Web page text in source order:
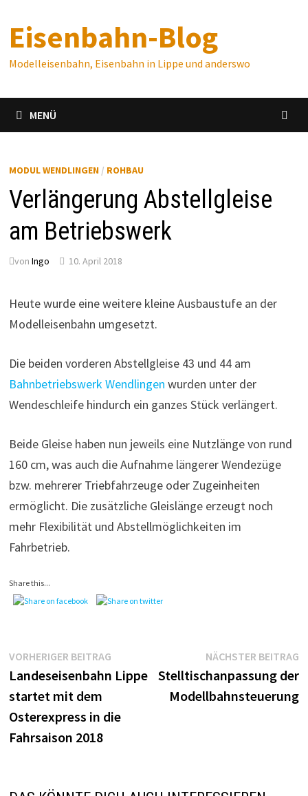
Inhalt
springen
Eisenbahn-Blog
Modelleisenbahn, Eisenbahn in Lippe und anderswo
MENÜ
MODUL WENDLINGEN/ ROHBAU
Verlängerung Abstellgleise
am Betriebswerk
von Ingo 10. April 2018
Heute wurde eine weitere kleine Ausbaustufe an der
Modelleisenbahn umgesetzt.
Die beiden vorderen Abstellgleise 43 und 44 am
Bahnbetriebswerk Wendlingen wurden unter der
Wendeschleife hindurch ein ganzes Stück verlängert.
Beide Gleise haben nun jeweils eine Nutzlänge von rund
160 cm, was auch die Aufnahme längerer Wendezüge
bzw. mehrerer Triebfahrzeuge oder Zugeinheiten
ermöglicht. Die zusätzliche Gleislänge erzeugt noch
mehr Flexibilität und Abstellmöglichkeiten im
Fahrbetrieb.
Share this...
Beitragsnavigation
VORHERIGER BEITRAGVorheriger
Beitrag:
Landeseisenbahn Lippe
startet mit dem
Osterexpress in die
Fahrsaison 2018
NÄCHSTER BEITRAG
Stelltischanpassung der
Modellbahnsteuerung